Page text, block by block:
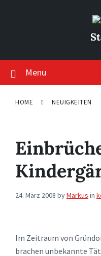
Menu
HOME NEUIGKEITEN
24. März 2008 byMarkus in
Im Zeitraum von
brachen unbekannte